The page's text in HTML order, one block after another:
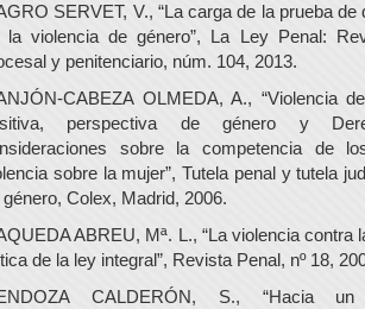
SERVET, V., “La carga de la prueba
la violencia de género”, La Ley Penal:
y penitenciario, núm. 104, 2013.
CABEZA OLMEDA, A., “Violencia
perspectiva de género y
sobre la competencia de
sobre la mujer”, Tutela penal y tutela
género, Colex, Madrid, 2006.
ABREU, Mª. L., “La violencia contra
de la ley integral”, Revista Penal, nº 18,
CALDERÓN, S., “Hacia